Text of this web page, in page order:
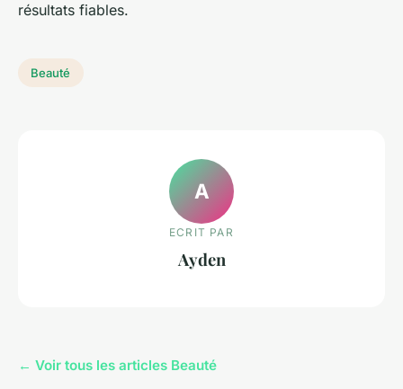
résultats fiables.
Beauté
A
ECRIT PAR
Ayden
← Voir tous les articles Beauté